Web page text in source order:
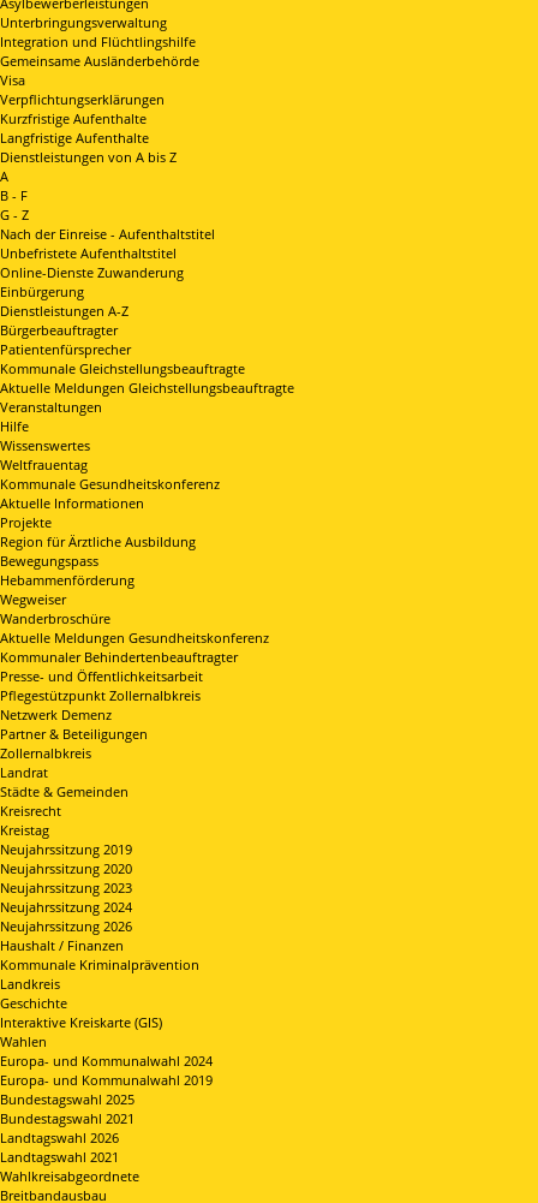
Unterbringungsverwaltung
Integration und Flüchtlingshilfe
Gemeinsame Ausländerbehörde
Visa
Verpflichtungserklärungen
Kurzfristige Aufenthalte
Langfristige Aufenthalte
Dienstleistungen von A bis Z
A
B - F
G - Z
Nach der Einreise - Aufenthaltstitel
Unbefristete Aufenthaltstitel
Online-Dienste Zuwanderung
Einbürgerung
Dienstleistungen A-Z
Bürgerbeauftragter
Patientenfürsprecher
Kommunale Gleichstellungsbeauftragte
Aktuelle Meldungen Gleichstellungsbeauftragte
Veranstaltungen
Hilfe
Wissenswertes
Weltfrauentag
Kommunale Gesundheitskonferenz
Aktuelle Informationen
Projekte
Region für Ärztliche Ausbildung
Bewegungspass
Hebammenförderung
Wegweiser
Wanderbroschüre
Aktuelle Meldungen Gesundheitskonferenz
Kommunaler Behindertenbeauftragter
Presse- und Öffentlichkeitsarbeit
Pflegestützpunkt Zollernalbkreis
Netzwerk Demenz
Partner & Beteiligungen
Zollernalbkreis
Landrat
Städte & Gemeinden
Kreisrecht
Kreistag
Neujahrssitzung 2019
Neujahrssitzung 2020
Neujahrssitzung 2023
Neujahrssitzung 2024
Neujahrssitzung 2026
Haushalt / Finanzen
Kommunale Kriminalprävention
Landkreis
Geschichte
Interaktive Kreiskarte (GIS)
Wahlen
Europa- und Kommunalwahl 2024
Europa- und Kommunalwahl 2019
Bundestagswahl 2025
Bundestagswahl 2021
Landtagswahl 2026
Landtagswahl 2021
Wahlkreisabgeordnete
Breitbandausbau